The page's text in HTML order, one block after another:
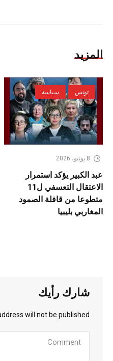
المزيد
تونس سياسة
8 يونيو، 2026
عبد الكبير يؤكد استمرار
الاعتقال التعسفي ل11
متطوعا من قافلة الصمود
المغاربي بليبيا
شارك رأيك
will not be published.